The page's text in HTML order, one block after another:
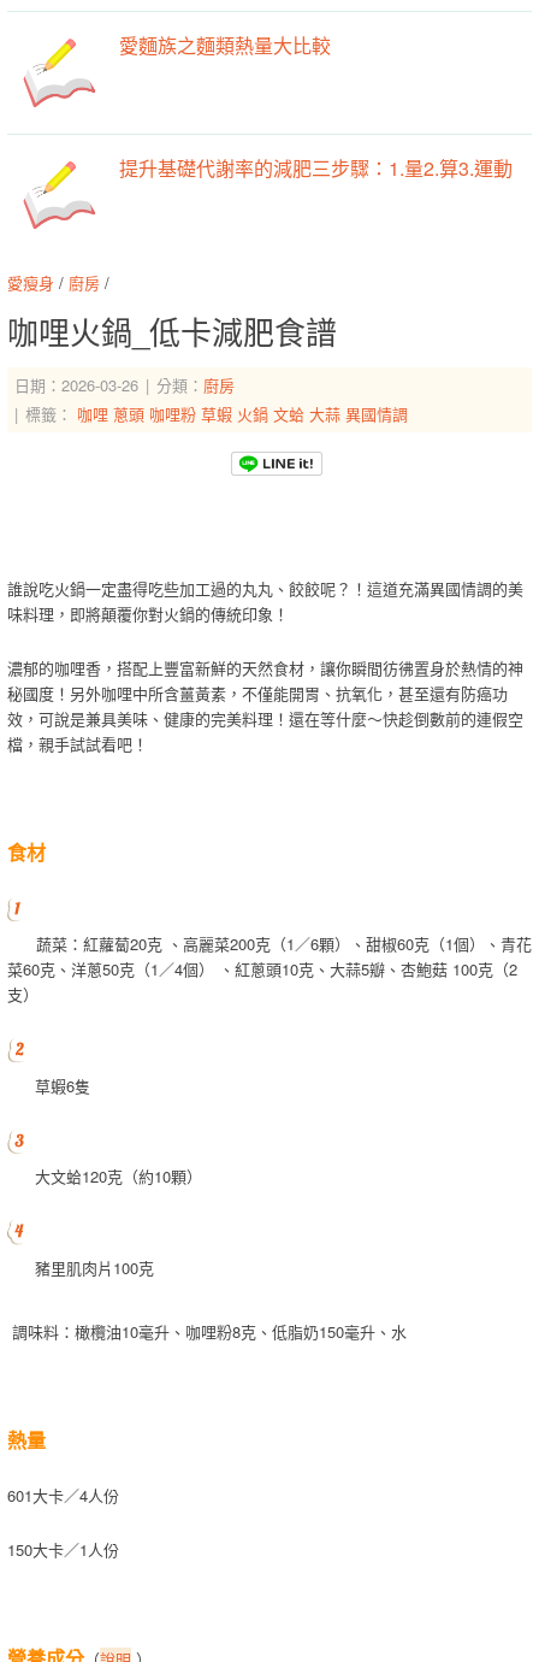
愛麵族之麵類熱量大比較
提升基礎代謝率的減肥三步驟：1.量2.算3.運動
愛瘦身 / 廚房 /
咖哩火鍋_低卡減肥食譜
日期：2026-03-26 分類： 廚房
標籤： 咖哩 蔥頭 咖哩粉 草蝦 火鍋 文蛤 大蒜 異國情調
誰說吃火鍋一定盡得吃些加工過的丸丸、餃餃呢？！這道充滿異國情調的美
味料理，即將顛覆你對火鍋的傳統印象！
濃郁的咖哩香，搭配上豐富新鮮的天然食材，讓你瞬間彷彿置身於熱情的神
秘國度！另外咖哩中所含薑黃素，不僅能開胃、抗氧化，甚至還有防癌功
效，可說是兼具美味、健康的完美料理！還在等什麼～快趁倒數前的連假空
檔，親手試試看吧！
食材
蔬菜：紅蘿蔔20克 、高麗菜200克（1／6顆）、甜椒60克（1個）、青花
菜60克、洋蔥50克（1／4個） 、紅蔥頭10克、大蒜5瓣、杏鮑菇 100克（2
支）
草蝦6隻
大文蛤120克（約10顆）
豬里肌肉片100克